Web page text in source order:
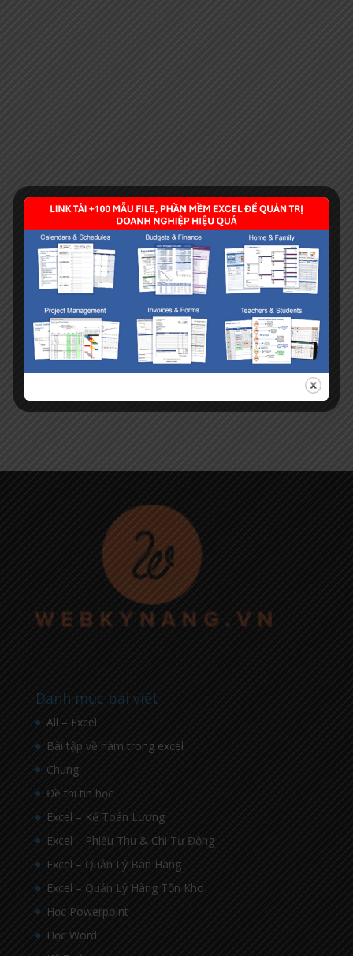
Danh mục bài viết
All – Excel
Bài tập về hàm trong excel
Chung
Đề thi tin học
Excel – Kế Toán Lương
Excel – Phiếu Thu & Chi Tự Động
Excel – Quản Lý Bán Hàng
Excel – Quản Lý Hàng Tồn Kho
Học Powerpoint
Học Word